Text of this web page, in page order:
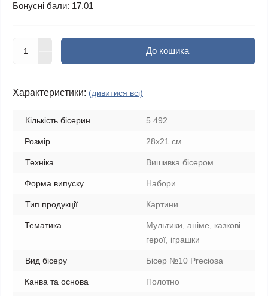
Бонусні бали: 17.01
До кошика
Характеристики: (дивитися всі)
Кількість бісерин 5 492
Розмір 28х21 см
Техніка Вишивка бісером
Форма випуску Набори
Тип продукції Картини
Тематика
Мультики, аніме, казкові
герої, іграшки
Вид бісеру Бісер №10 Preciosa
Канва та основа Полотно